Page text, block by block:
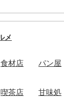
メ
食材店 パン屋
喫茶店 甘味処